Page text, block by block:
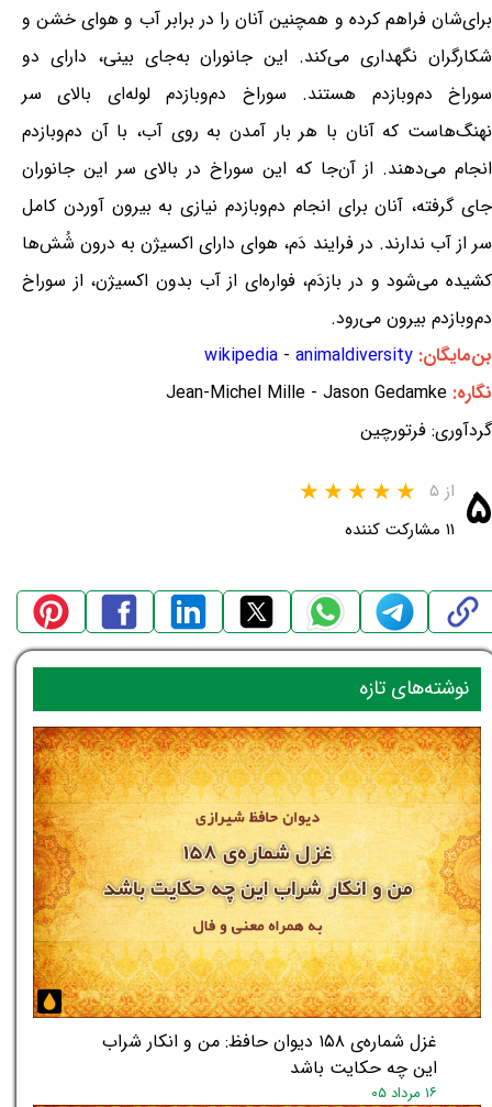
برای‌شان فراهم کرده و همچنین آنان را در برابر آب و هوای خشن و
شکارگران نگهداری می‌کند. این جانوران به‌جای بینی، دارای دو
سوراخ دم‌وبازدم هستند. سوراخ دم‌وبازدم لوله‌ای بالای سر
نهنگ‌هاست که آنان با هر بار آمدن به روی آب، با آن دم‌وبازدم
انجام می‌دهند. از آن‌جا که این سوراخ در بالای سر این جانوران
جای گرفته، آنان برای انجام دم‌وبازدم نیازی به بیرون آوردن کامل
سر از آب ندارند. در فرایند دَم، هوای دارای اکسیژن به درون شُش‌ها
کشیده می‌شود و در بازدَم، فواره‌ای از آب بدون اکسیژن، از سوراخ
دم‌وبازدم بیرون می‌رود.
بن‌مایگان:
wikipedia - animaldiversity
نگاره: Jean-Michel Mille - Jason Gedamke
گردآوری: فرتورچین
۵ از ۵
۱۱ مشارکت کننده
غزل شماره‌ی ۱۵۸ دیوان حافظ: من و انکار شراب
این چه حکایت باشد
۱۶ مرداد ۰۵
نوشته‌های تازه